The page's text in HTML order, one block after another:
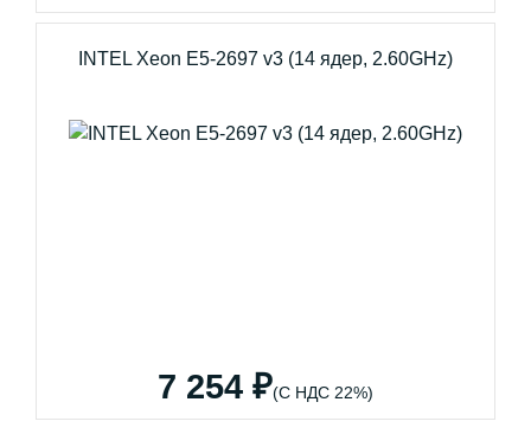
INTEL Xeon E5-2697 v3 (14 ядер, 2.60GHz)
7 254 ₽(С НДС 22%)